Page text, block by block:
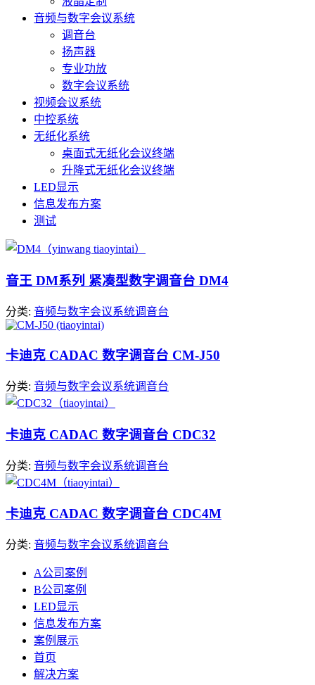
音频与数字会议系统
调音台
扬声器
专业功放
数字会议系统
视频会议系统
中控系统
无纸化系统
桌面式无纸化会议终端
升降式无纸化会议终端
LED显示
信息发布方案
测试
音王 DM系列 紧凑型数字调音台 DM4
分类: 音频与数字会议系统调音台
卡迪克 CADAC 数字调音台 CM-J50
分类: 音频与数字会议系统调音台
卡迪克 CADAC 数字调音台 CDC32
分类: 音频与数字会议系统调音台
卡迪克 CADAC 数字调音台 CDC4M
分类: 音频与数字会议系统调音台
A公司案例
B公司案例
LED显示
信息发布方案
案例展示
首页
解决方案